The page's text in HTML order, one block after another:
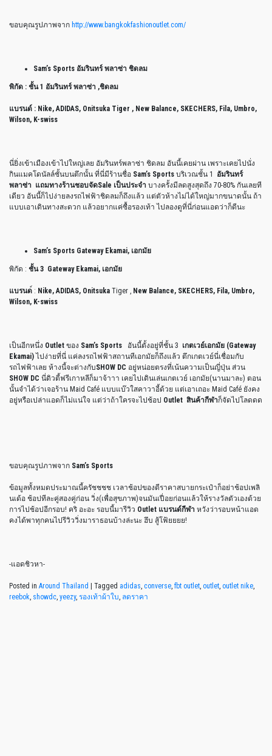
ขอบคุณรูปภาพจาก http://www.bangkokfashionoutlet.com/
Sam’s Sports อัมรินทร์ พลาซ่า ชิดลม
พิกัด : ชั้น 1 อัมรินทร์ พลาซ่า ,ชิดลม
แบรนด์ : Nike, ADIDAS, Onitsuka Tiger , New Balance, SKECHERS, Fila, Umbro,
Wilson, K-swiss
นี่ยิ่งเข้าเมืองเข้าไปใหญ่เลย อัมรินทร์พลาซ่า ชิดลม อันนี้เคยผ่าน เพราะเคยไปนั่ง
กินแมคโดนัลล์ชั้นบนตึกนั้น ที่นี่มีร้านชื่อ Sam’s Sports บริเวณชั้น 1
อัมรินทร์
พลาซ่า แถมทางร้านชอบจัดSale เป็นประจำ บางครั้งมีลดสูงสุดถึง 70-80% กันเลยที
เดียว อันนี้ก็ไปง่ายลงรถไฟฟ้าชิดลมก็ถึงแล้ว แต่ตัวห้างไม่ได้ใหญ่มากขนาดนั้น ถ้า
แบบเอาเดินทางสะดวก แล้วอยากแค่ซื้อรองเท้า ไปลองดูที่นี่ก่อนแอดว่าก็ดีนะ
Sam’s Sports Gateway Ekamai, เอกมัย
พิกัด : ชั้น 3 Gateway Ekamai, เอกมัย
แบรนด ์ : Nike, ADIDAS, Onitsuka Tiger , New Balance, SKECHERS, Fila, Umbro,
Wilson, K-swiss
เป็นอีกหนึ่ง Outlet ของ Sam’s Sports อันนี้ตั้งอยู่ที่ชั้น 3 เกตเวย์เอกมัย (Gateway
Ekamai) ไปง่ายที่นี่ แค่ลงรถไฟฟ้าสถานทีเอกมัยก็ถึงแล้ว ตึกเกตเวย์นี่เชื่อมกับ
รถไฟฟ้าเลย ห้างนี้จะต่างกับSHOW DC อยู่หน่อยตรงที่เน้นความเป็นญี่ปุ่น ส่วน
SHOW DC นี่ดิวตี้ฟรีเกาหลีก็มาจ้าาา เคยไปเดินเล่นเกตเวย์ เอกมัย(นานมาละ) ตอน
นั้นจำได้ว่าเจอร้าน Maid Café แบบแบ๊วใสคาวาอี้ด้วย แต่เอาเถอะ Maid Café ยังคง
อยู่หรือเปล่าแอดก็ไม่แน่ใจ แต่ว่าถ้าใครจะไปช้อป Outlet สินค้ากีฬาก็จัดไปโลดดด
ขอบคุณรูปภาพจาก Sam’s Sports
ข้อมูลทั้งหมดประมาณนี้ครัชชชช เวลาช้อปของดีราคาสบายกระเป๋าก็อย่าช้อปเพลิ
นเด้อ ช้อปทีละคู่สองคู่ก่อน วิ่ง(เพื่อสุขภาพ)จนมันเปื่อยก่อนแล้วให้รางวัลตัวเองด้วย
การไปช้อปอีกรอบ! คริ อะอะ รอบนี้มารีวิว Outlet แบรนด์กีฬา หวังว่ารอบหน้าแอด
คงได้พาทุกคนไปรีวิววิ่งมาราธอนบ้างล่ะนะ ฮึบ สู้โฟ้ยยยย!
-แอดชิวหา-
Posted in Around Thailand Tagged adidas, converse, fbt outlet, outlet, outlet nike,
reebok, showdc, yeezy, รองเท้าผ้าใบ, ลดราคา